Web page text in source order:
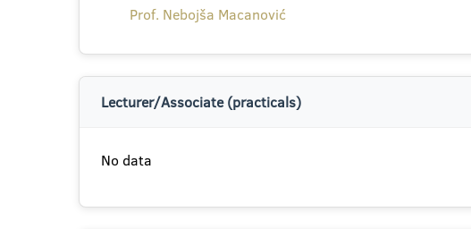
Prof. Nebojša Macanović
Lecturer/Associate (practicals)
No data